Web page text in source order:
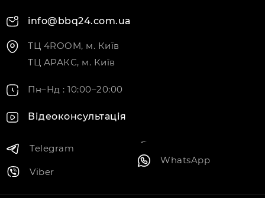
info@bbq24.com.ua
ТЦ 4ROOM, м. Київ
ТЦ АРАКС, м. Київ
Пн–Нд : 10:00–20:00
Відеоконсультація
Telegram
Viber
WhatsApp